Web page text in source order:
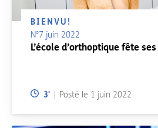
BIENVU!
N°7 juin 2022
L’école d’orthoptique fête
Temps de lecture:
3' Posté le 1 juin 2022